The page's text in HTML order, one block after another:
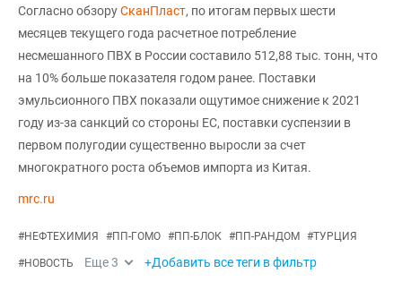
Согласно обзоруСканПласт, по итогам первых шести
месяцев текущего года расчетное потребление
несмешанного ПВХ в России составило 512,88 тыс. тонн, что
на 10% больше показателя годом ранее. Поставки
эмульсионного ПВХ показали ощутимое снижение к 2021
году из-за санкций со стороны ЕС, поставки суспензии в
первом полугодии существенно выросли за счет
многократного роста объемов импорта из Китая.
mrc.ru
#НЕФТЕХИМИЯ #ПП-ГОМО #ПП-БЛОК #ПП-РАНДОМ #ТУРЦИЯ
#НОВОСТЬ Еще3 +Добавить все теги в фильтр